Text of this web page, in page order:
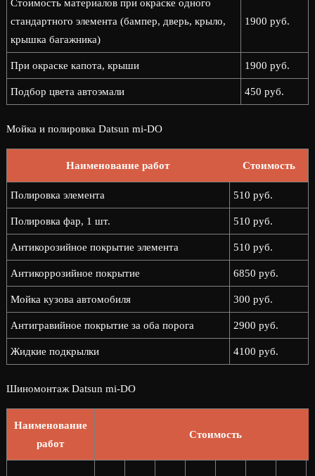
Стоимость материалов при окраске одного
стандартного элемента (бампер, дверь, крыло,
крышка багажника)
1900 руб.
При окраске капота, крыши 1900 руб.
Подбор цвета автоэмали 450 руб.
Мойка и полировка Datsun mi-DO
Наименование работ Стоимость
Полировка элемента 510 руб.
Полировка фар, 1 шт. 510 руб.
Антикорозийное покрытие элемента 510 руб.
Антикоррозийное покрытие 6850 руб.
Мойка кузова автомобиля 300 руб.
Антигравийное покрытие за оба порога 2900 руб.
Жидкие подкрылки 4100 руб.
Шиномонтаж Datsun mi-DO
Наименование
работ
Стоимость